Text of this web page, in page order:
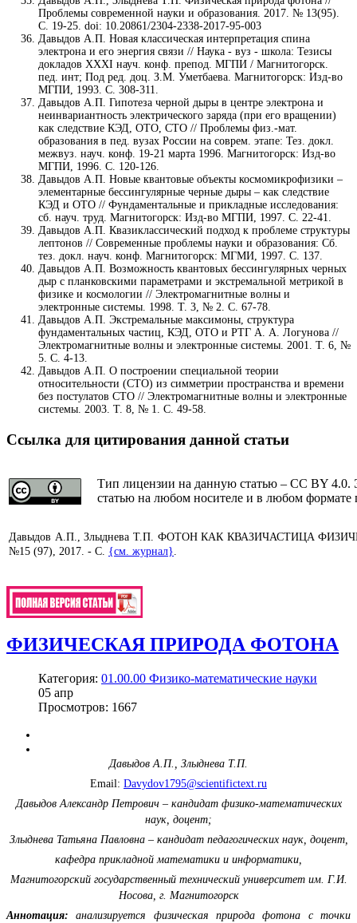
Проблемы современной науки и образования. 2017. № 13(95).
С. 19-25. doi: 10.20861/2304-2338-2017-95-003
Давыдов А.П. Новая классическая интерпретация спина
электрона и его энергия связи // Наука - вуз - школа: Тезисы
докладов XXXI науч. конф. препод. МГПИ / Магнитогорск.
пед. инт; Под ред. доц. З.М. Уметбаева. Магнитогорск: Изд-во
МГПИ, 1993. С. 308-311.
Давыдов А.П. Гипотеза черной дыры в центре электрона и
неинвариантность электрического заряда (при его вращении)
как следствие КЭД, ОТО, СТО // Проблемы физ.-мат.
образования в пед. вузах России на соврем. этапе: Тез. докл.
межвуз. науч. конф. 19-21 марта 1996. Магнитогорск: Изд-во
МГПИ, 1996. С. 120-126.
Давыдов А.П. Новые квантовые объекты космомикрофизики –
элементарные бессингулярные черные дыры – как следствие
КЭД и ОТО // Фундаментальные и прикладные исследования:
сб. науч. труд. Магнитогорск: Изд-во МГПИ, 1997. С. 22-41.
Давыдов А.П. Квазиклассический подход к проблеме структуры
лептонов // Современные проблемы науки и образования: Сб.
тез. докл. науч. конф. Магнитогорск: МГМИ, 1997. С. 137.
Давыдов А.П. Возможность квантовых бессингулярных черных
дыр с планковскими параметрами и экстремальной метрикой в
физике и космологии // Электромагнитные волны и
электронные системы. 1998. Т. 3, № 2. С. 67-78.
Давыдов А.П. Экстремальные максимоны, структура
фундаментальных частиц, КЭД, ОТО и РТГ А. А. Логунова //
Электромагнитные волны и электронные системы. 2001. Т. 6, №
5. С. 4-13.
Давыдов А.П. О построении специальной теории
относительности (СТО) из симметрии пространства и времени
без постулатов СТО // Электромагнитные волны и электронные
системы. 2003. Т. 8, № 1. С. 49-58.
Ссылка для цитирования данной статьи
Тип лицензии на данную статью – CC BY 4.0.
статью на любом носителе и в любом формате
Давыдов А.П., Злыднева Т.П. ФОТОН КАК КВАЗИЧАСТИЦА
№15 (97), 2017. - С. {см. журнал}
ФИЗИЧЕСКАЯ ПРИРОДА ФОТОНА
Категория: 01.00.00 Физико-математические науки
05 апр
Просмотров: 1667
Давыдов А.П., Злыднева Т.П.
Email: Davydov1795@scientifictext.ru
Давыдов Александр Петрович – кандидат физико-математических
наук, доцент;
Злыднева Татьяна Павловна – кандидат педагогических наук, доцент,
кафедра прикладной математики и информатики,
Магнитогорский государственный технический университет им. Г.И.
Носова, г. Магнитогорск
Аннотация: анализируется физическая природа фотона с точки